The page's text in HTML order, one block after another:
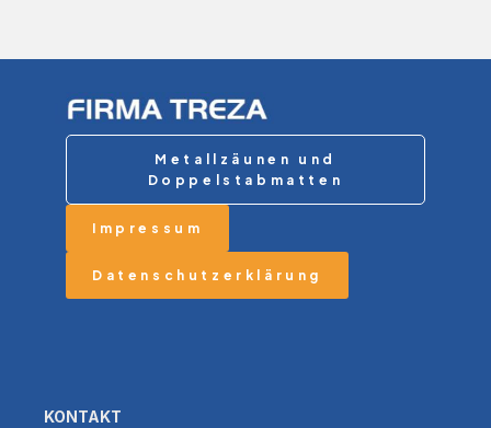
Metallzäunen und
Doppelstabmatten
Impressum
Datenschutzerklärung
KONTAKT